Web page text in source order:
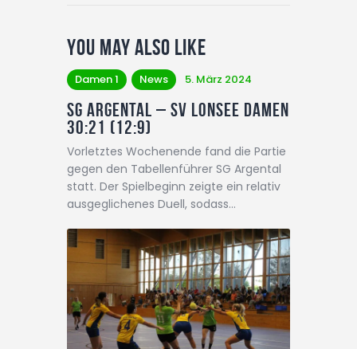
You May Also Like
Damen 1 News 5. März 2024
SG Argental – SV Lonsee Damen
30:21 (12:9)
Vorletztes Wochenende fand die Partie
gegen den Tabellenführer SG Argental
statt. Der Spielbeginn zeigte ein relativ
ausgeglichenes Duell, sodass…